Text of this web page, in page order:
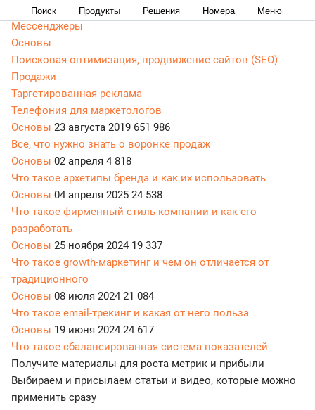
Поиск Продукты Решения Номера Меню
Мессенджеры
Основы
Поисковая оптимизация, продвижение сайтов (SEO)
Продажи
Таргетированная реклама
Телефония для маркетологов
Основы 23 августа 2019 651 986
Все, что нужно знать о воронке продаж
Основы 02 апреля 4 818
Что такое архетипы бренда и как их использовать
Основы 04 апреля 2025 24 538
Что такое фирменный стиль компании и как его
разработать
Основы 25 ноября 2024 19 337
Что такое growth-маркетинг и чем он отличается от
традиционного
Основы 08 июля 2024 21 084
Что такое email-трекинг и какая от него польза
Основы 19 июня 2024 24 617
Что такое сбалансированная система показателей
Получите материалы для роста метрик и прибыли
Выбираем и присылаем статьи и видео, которые можно
применить сразу